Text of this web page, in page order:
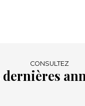
CONSULTEZ
dernières